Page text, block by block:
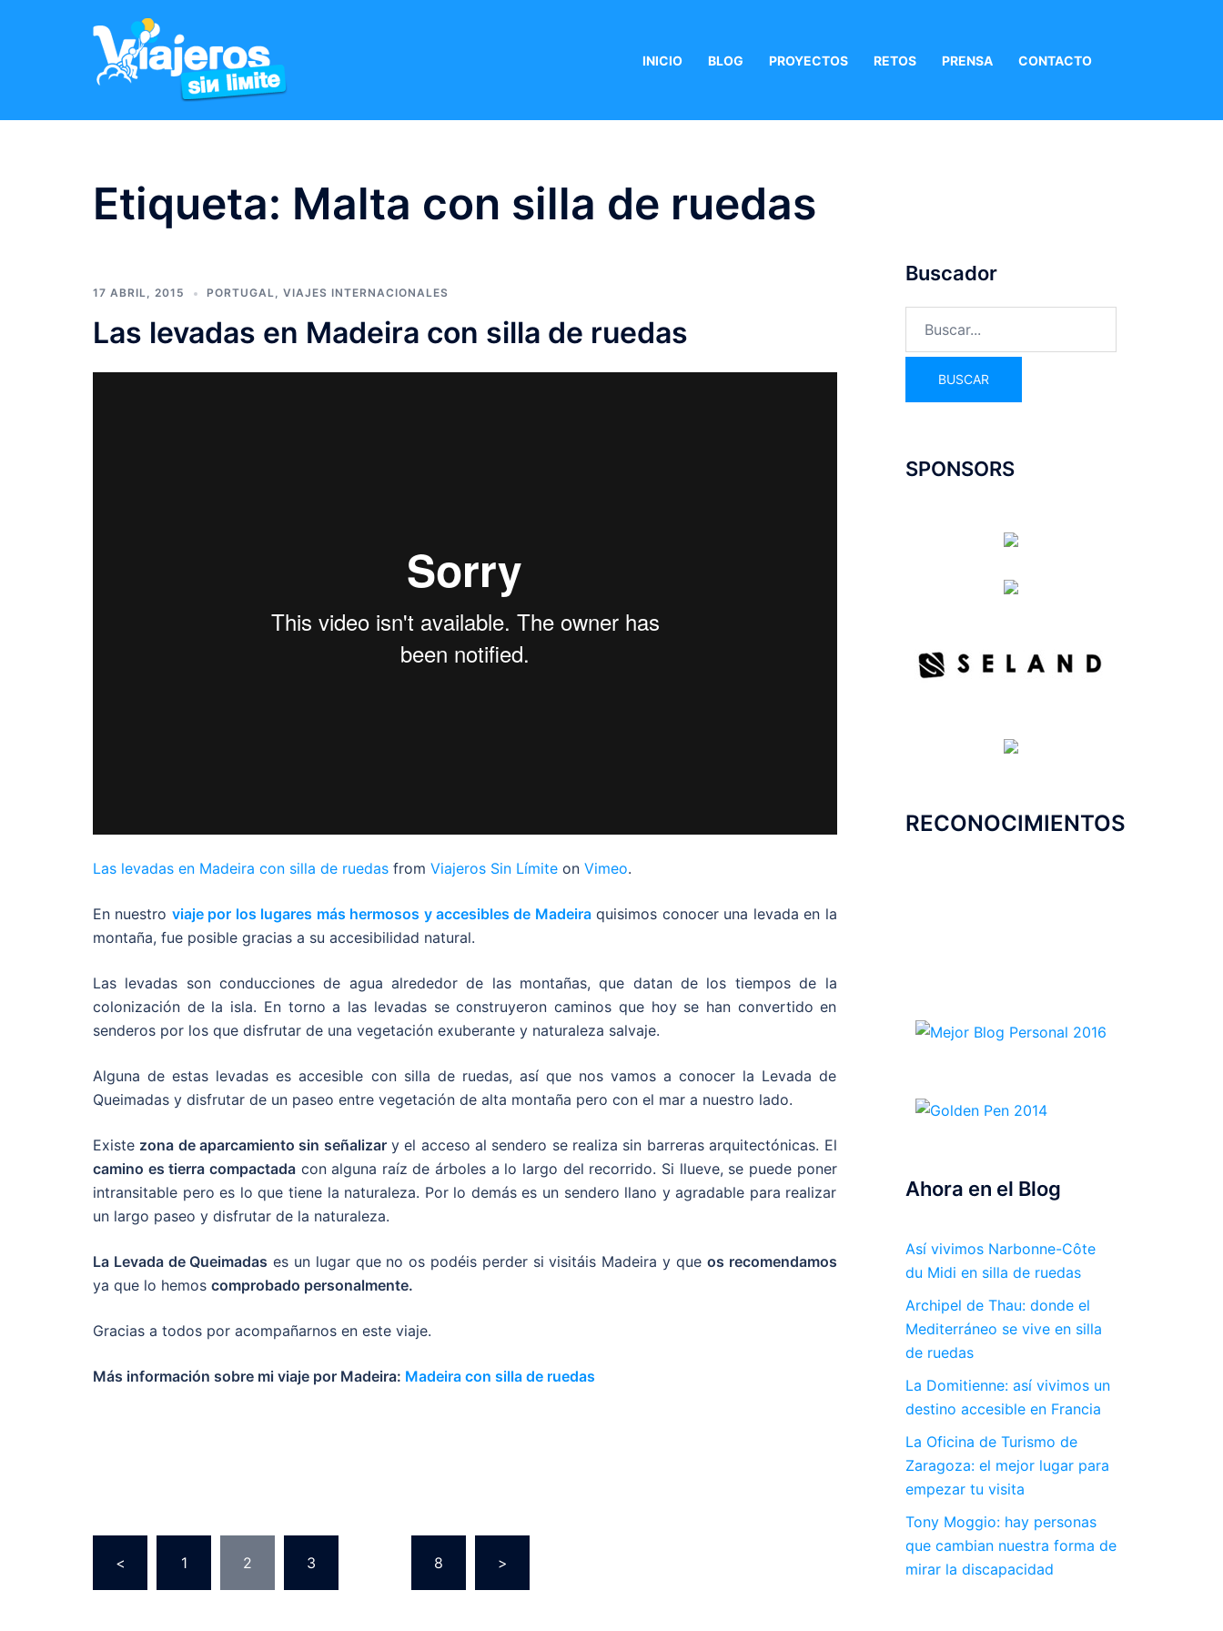
INICIO BLOG PROYECTOS RETOS PRENSA CONTACTO
Etiqueta: Malta con silla de ruedas
17 ABRIL, 2015 PORTUGAL, VIAJES INTERNACIONALES
Las levadas en Madeira con silla de ruedas
Las levadas en Madeira con silla de ruedas from Viajeros Sin Límite on Vimeo.
En nuestro viaje por los lugares más hermosos y accesibles de Madeiraquisimos conocer una levada en la
montaña, fue posible gracias a su accesibilidad natural.
Las levadas son conducciones de agua alrededor de las montañas, que datan de los tiempos de la
colonización de la isla. En torno a las levadas se construyeron caminos que hoy se han convertido en
senderos por los que disfrutar de una vegetación exuberante y naturaleza salvaje.
Alguna de estas levadas es accesible con silla de ruedas, así que nos vamos a conocer la Levada de
Queimadas y disfrutar de un paseo entre vegetación de alta montaña pero con el mar a nuestro lado.
Existe zona de aparcamiento sin señalizary el acceso al sendero se realiza sin barreras arquitectónicas. El
camino es tierra compactadacon alguna raíz de árboles a lo largo del recorrido. Si llueve, se puede poner
intransitable pero es lo que tiene la naturaleza. Por lo demás es un sendero llano y agradable para realizar
un largo paseo y disfrutar de la naturaleza.
La Levada de Queimadas es un lugar que no os podéis perder si visitáis Madeira y que os recomendamos
ya que lo hemos comprobado personalmente.
Gracias a todos por acompañarnos en este viaje.
Más información sobre mi viaje por Madeira: Madeira con silla de ruedas
< 1 2 3 8 >
Buscador
SPONSORS
RECONOCIMIENTOS
Ahora en el Blog
Así vivimos Narbonne-Côte
du Midi en silla de ruedas
Archipel de Thau: donde el
Mediterráneo se vive en silla
de ruedas
La Domitienne: así vivimos un
destino accesible en Francia
La Oficina de Turismo de
Zaragoza: el mejor lugar para
empezar tu visita
Tony Moggio: hay personas
que cambian nuestra forma de
mirar la discapacidad